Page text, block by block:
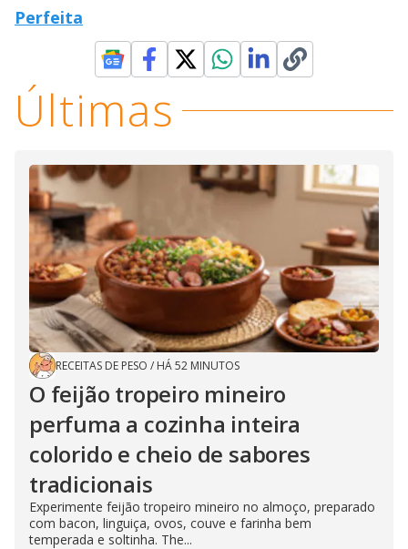
Perfeita
Últimas
RECEITAS DE PESO / HÁ 52 MINUTOS
O feijão tropeiro mineiro
perfuma a cozinha inteira
colorido e cheio de sabores
tradicionais
Experimente feijão tropeiro mineiro no almoço, preparado
com bacon, linguiça, ovos, couve e farinha bem
temperada e soltinha. The...